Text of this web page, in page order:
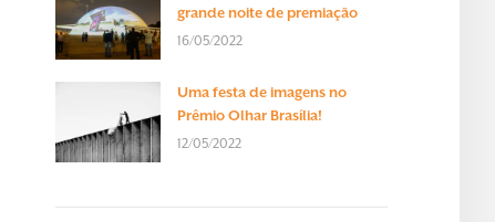
grande noite de premiação
16/05/2022
Uma festa de imagens no
Prêmio Olhar Brasília!
12/05/2022